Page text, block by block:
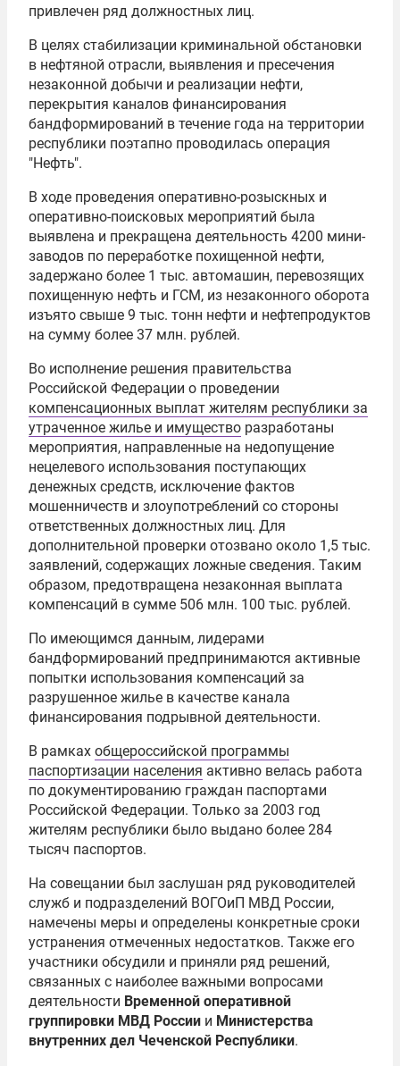
привлечен ряд должностных лиц.
В целях стабилизации криминальной обстановки
в нефтяной отрасли, выявления и пресечения
незаконной добычи и реализации нефти,
перекрытия каналов финансирования
бандформирований в течение года на территории
республики поэтапно проводилась операция
"Нефть".
В ходе проведения оперативно-розыскных и
оперативно-поисковых мероприятий была
выявлена и прекращена деятельность 4200 мини-
заводов по переработке похищенной нефти,
задержано более 1 тыс. автомашин, перевозящих
похищенную нефть и ГСМ, из незаконного оборота
изъято свыше 9 тыс. тонн нефти и нефтепродуктов
на сумму более 37 млн. рублей.
Во исполнение решения правительства
Российской Федерации о проведении
компенсационных выплат жителям республики за
утраченное жилье и имущество разработаны
мероприятия, направленные на недопущение
нецелевого использования поступающих
денежных средств, исключение фактов
мошенничеств и злоупотреблений со стороны
ответственных должностных лиц. Для
дополнительной проверки отозвано около 1,5 тыс.
заявлений, содержащих ложные сведения. Таким
образом, предотвращена незаконная выплата
компенсаций в сумме 506 млн. 100 тыс. рублей.
По имеющимся данным, лидерами
бандформирований предпринимаются активные
попытки использования компенсаций за
разрушенное жилье в качестве канала
финансирования подрывной деятельности.
В рамках общероссийской программы
паспортизации населения активно велась работа
по документированию граждан паспортами
Российской Федерации. Только за 2003 год
жителям республики было выдано более 284
тысяч паспортов.
На совещании был заслушан ряд руководителей
служб и подразделений ВОГОиП МВД России,
намечены меры и определены конкретные сроки
устранения отмеченных недостатков. Также его
участники обсудили и приняли ряд решений,
связанных с наиболее важными вопросами
деятельности Временной оперативной
группировки МВД России и Министерства
внутренних дел Чеченской Республики.